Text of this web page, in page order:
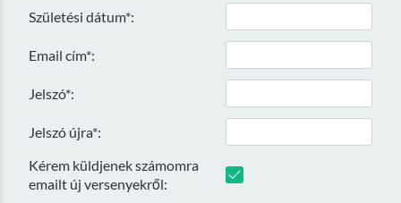
Születési dátum*:
Email cím*:
Jelszó*:
Jelszó újra*:
Kérem küldjenek számomra
emailt új versenyekről: